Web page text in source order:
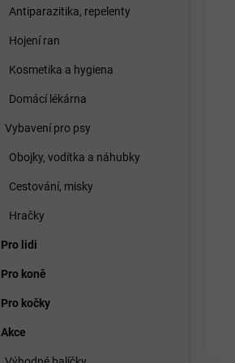
Antiparazitika, repelenty
Hojení ran
Kosmetika a hygiena
Domácí lékárna
Vybavení pro psy
Obojky, vodítka a náhubky
Cestování, misky
Hračky
Pro lidi
Pro koně
Pro kočky
Akce